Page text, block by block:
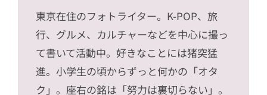
東京在住のフォトライター。K-POP、旅
行、グルメ、カルチャーなどを中心に撮っ
て書いて活動中。好きなことには猪突猛
進。小学生の頃からずっと何かの「オタ
ク」。座右の銘は「努力は裏切らない」。